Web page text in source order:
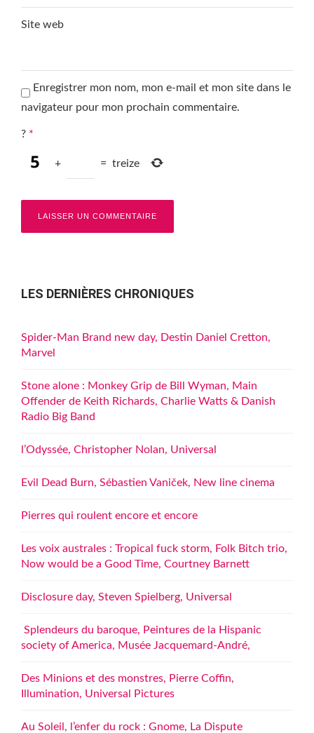
Site web
Enregistrer mon nom, mon e-mail et mon site dans le
navigateur pour mon prochain commentaire.
? *
+ = treize
LES DERNIÈRES CHRONIQUES
Spider-Man Brand new day, Destin Daniel Cretton,
Marvel
Stone alone : Monkey Grip de Bill Wyman, Main
Offender de Keith Richards, Charlie Watts & Danish
Radio Big Band
l’Odyssée, Christopher Nolan, Universal
Evil Dead Burn, Sébastien Vaniček, New line cinema
Pierres qui roulent encore et encore
Les voix australes : Tropical fuck storm, Folk Bitch trio,
Now would be a Good Time, Courtney Barnett
Disclosure day, Steven Spielberg, Universal
Splendeurs du baroque, Peintures de la Hispanic
society of America, Musée Jacquemard-André,
Des Minions et des monstres, Pierre Coffin,
Illumination, Universal Pictures
Au Soleil, l’enfer du rock : Gnome, La Dispute